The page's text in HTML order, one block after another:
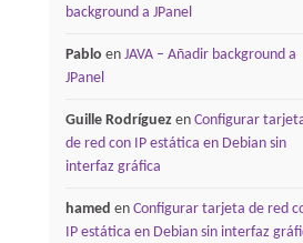
background a JPanel
Pablo en JAVA – Añadir background a
JPanel
Guille Rodríguezen Configurar
de red con IP estática en Debian sin
interfaz gráfica
hamed en Configurar tarjeta de red
IP estática en Debian sin interfaz